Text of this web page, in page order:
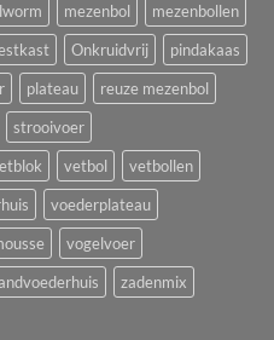
mezenbol
mezenbollen
Onkruidvrij
pindakaas
plateau
reuze mezenbol
strooivoer
vetbol
vetbollen
voederplateau
vogelvoer
zadenmix